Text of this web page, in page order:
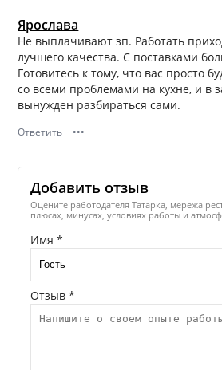
наші гості, просто усередині нашої
навчаємо їх, допомагаємо, і
КОЖНОГО ТИЖНЯ!
Ярослава
Не выплачивают зп. Работать
лучшего качества. С поставками
Готовитесь к тому, что вас просто
со всеми проблемами на кухне, и в
вынужден разбираться сами.
Ответить •••
Добавить отзыв
Оцените работодателя Татарка, мережа
плюсах, минусах, условиях работы и
Имя *
Отзыв *